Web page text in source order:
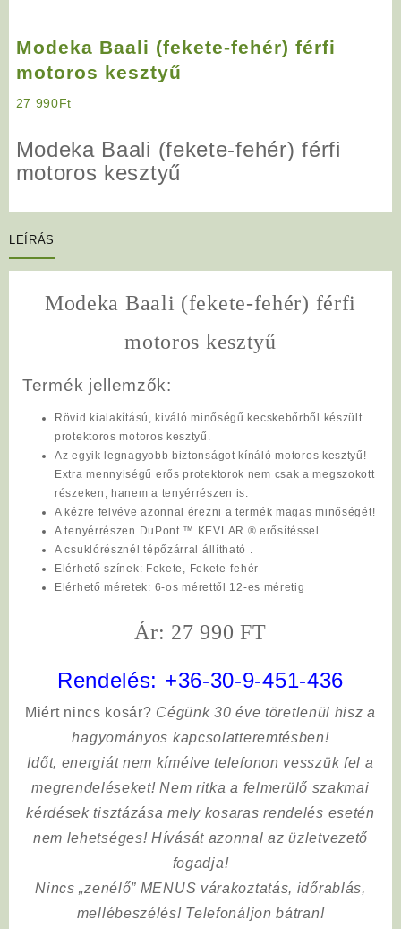
Modeka Baali (fekete-fehér) férfi
motoros kesztyű
27 990Ft
Modeka Baali (fekete-fehér) férfi
motoros kesztyű
LEÍRÁS
Modeka Baali (fekete-fehér) férfi
motoros kesztyű
Termék jellemzők:
Rövid kialakítású, kiváló minőségű kecskebőrből készült
protektoros motoros kesztyű.
Az egyik legnagyobb biztonságot kínáló motoros kesztyű!
Extra mennyiségű erős protektorok nem csak a megszokott
részeken, hanem a tenyérrészen is.
A kézre felvéve azonnal érezni a termék magas minőségét!
A tenyérrészen DuPont ™ KEVLAR ® erősítéssel.
A csuklórésznél tépőzárral állítható .
Elérhető színek: Fekete, Fekete-fehér
Elérhető méretek: 6-os mérettől 12-es méretig
Ár: 27 990 FT
Rendelés: +36-30-9-451-436
Miért nincs kosár? Cégünk 30 éve töretlenül hisz a
hagyományos kapcsolatteremtésben!
Időt, energiát nem kímélvetelefonon vesszük fel a
megrendeléseket! Nem ritka a felmerülő szakmai
kérdések tisztázása mely kosaras rendelés esetén
nem lehetséges! Hívását azonnal az üzletvezető
fogadja!
Nincs „zenélő” MENÜS várakoztatás, időrablás,
mellébeszélés! Telefonáljon bátran!